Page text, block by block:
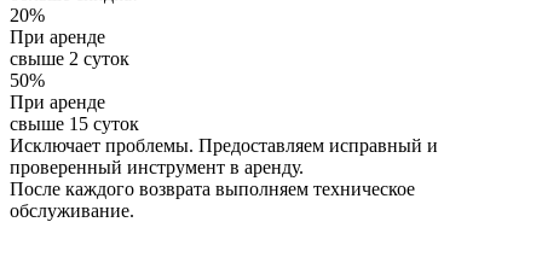
20%
При аренде
свыше 2 суток
50%
При аренде
свыше 15 суток
Исключает проблемы. Предоставляем исправный и
проверенный инструмент в аренду.
После каждого возврата выполняем техническое
обслуживание.